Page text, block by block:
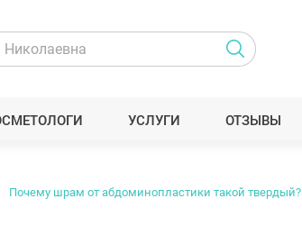
УСЛУГИ ОТЗЫВЫ
Почему шрам от абдоминопластики такой твердый?